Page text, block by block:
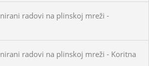
radovi na plinskoj mreži -
radovi na plinskoj mreži - Koritna